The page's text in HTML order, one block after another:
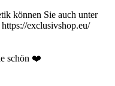
können Sie auch unter
exclusivshop.eu/
schön ❤️